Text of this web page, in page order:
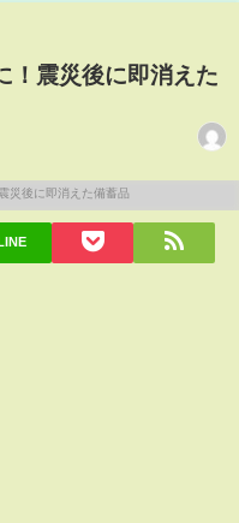
！震災後に即消えた
LINE